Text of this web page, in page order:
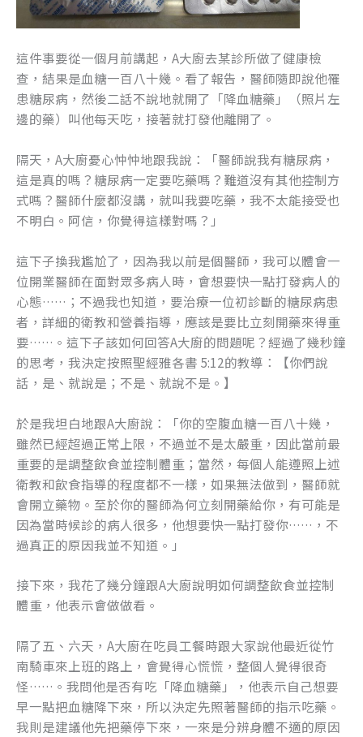
這件事要從一個月前講起，A大廚去某診所做了健康檢
查，結果是血糖一百八十幾。看了報告，醫師隨即說他罹
患糖尿病，然後二話不說地就開了「降血糖藥」（照片左
邊的藥）叫他每天吃，接著就打發他離開了。
隔天，A大廚憂心忡忡地跟我說：「醫師說我有糖尿病，
這是真的嗎？糖尿病一定要吃藥嗎？難道沒有其他控制方
式嗎？醫師什麼都沒講，就叫我要吃藥，我不太能接受也
不明白。阿信，你覺得這樣對嗎？」
這下子換我尷尬了，因為我以前是個醫師，我可以體會一
位開業醫師在面對眾多病人時，會想要快一點打發病人的
心態……；不過我也知道，要治療一位初診斷的糖尿病患
者，詳細的衛教和營養指導，應該是要比立刻開藥來得重
要……。這下子該如何回答A大廚的問題呢？經過了幾秒鐘
的思考，我決定按照聖經雅各書 5:12的教導：【你們說
話，是、就說是；不是、就說不是。】
於是我坦白地跟A大廚說：「你的空腹血糖一百八十幾，
雖然已經超過正常上限，不過並不是太嚴重，因此當前最
重要的是調整飲食並控制體重；當然，每個人能遵照上述
衛教和飲食指導的程度都不一樣，如果無法做到，醫師就
會開立藥物。至於你的醫師為何立刻開藥給你，有可能是
因為當時候診的病人很多，他想要快一點打發你……，不
過真正的原因我並不知道。」
接下來，我花了幾分鐘跟A大廚說明如何調整飲食並控制
體重，他表示會做做看。
隔了五、六天，A大廚在吃員工餐時跟大家說他最近從竹
南騎車來上班的路上，會覺得心慌慌，整個人覺得很奇
怪……。我問他是否有吃「降血糖藥」，他表示自己想要
早一點把血糖降下來，所以決定先照著醫師的指示吃藥。
我則是建議他先把藥停下來，一來是分辨身體不適的原因